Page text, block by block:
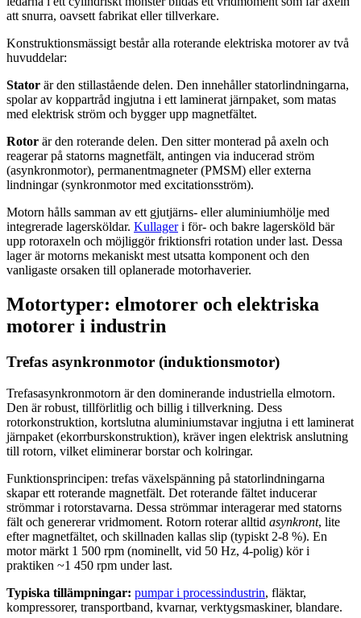
att snurra, oavsett fabrikat eller tillverkare.
Konstruktionsmässigt består alla roterande elektriska motorer av två
huvuddelar:
Stator är den stillastående delen. Den innehåller statorlindningarna,
spolar av koppartråd ingjutna i ett laminerat järnpaket, som matas
med elektrisk ström och bygger upp magnetfältet.
Rotor är den roterande delen. Den sitter monterad på axeln och
reagerar på statorns magnetfält, antingen via inducerad ström
(asynkronmotor), permanentmagneter (PMSM) eller externa
lindningar (synkronmotor med excitationsström).
Motorn hålls samman av ett gjutjärns- eller aluminiumhölje med
integrerade lagersköldar. Kullageri för- och bakre lagersköld bär
upp rotoraxeln och möjliggör friktionsfri rotation under last. Dessa
lager är motorns mekaniskt mest utsatta komponent och den
vanligaste orsaken till oplanerade motorhaverier.
Motortyper: elmotorer och elektriska
motorer i industrin
Trefas asynkronmotor (induktionsmotor)
Trefasasynkronmotorn är den dominerande industriella elmotorn.
Den är robust, tillförlitlig och billig i tillverkning. Dess
rotorkonstruktion, kortslutna aluminiumstavar ingjutna i ett laminerat
järnpaket (ekorrburskonstruktion), kräver ingen elektrisk anslutning
till rotorn, vilket eliminerar borstar och kolringar.
Funktionsprincipen: trefas växelspänning på statorlindningarna
skapar ett roterande magnetfält. Det roterande fältet inducerar
strömmar i rotorstavarna. Dessa strömmar interagerar med statorns
fält och genererar vridmoment. Rotorn roterar alltid asynkront, lite
efter magnetfältet, och skillnaden kallas slip (typiskt 2-8 %). En
motor märkt 1 500 rpm (nominellt, vid 50 Hz, 4-polig) kör i
praktiken ~1 450 rpm under last.
Typiska tillämpningar: pumpar i processindustrin, fläktar,
kompressorer, transportband, kvarnar, verktygsmaskiner, blandare.